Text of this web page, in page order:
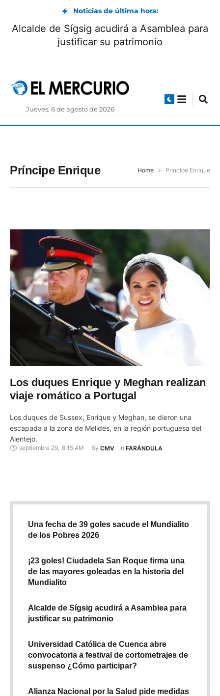
Noticias de última hora:
Alcalde de Sígsig acudirá a Asamblea para
justificar su patrimonio
Jueves, 6 de agosto de 2026
Príncipe Enrique Home Príncipe Enrique
Los duques Enrique y Meghan realizan
viaje romático a Portugal
Los duques de Sussex, Enrique y Meghan, se dieron una
escapada a la zona de Melides, en la región portuguesa del
Alentejo.
septiembre 29, 8:15 AM By CMV In FARÁNDULA
Una fecha de 39 goles sacude el Mundialito
de los Pobres 2026
¡23 goles! Ciudadela San Roque firma una
de las mayores goleadas en la historia del
Mundialito
Alcalde de Sígsig acudirá a Asamblea para
justificar su patrimonio
Universidad Católica de Cuenca abre
convocatoria a festival de cortometrajes de
suspenso ¿Cómo participar?
Alianza Nacional por la Salud pide medidas